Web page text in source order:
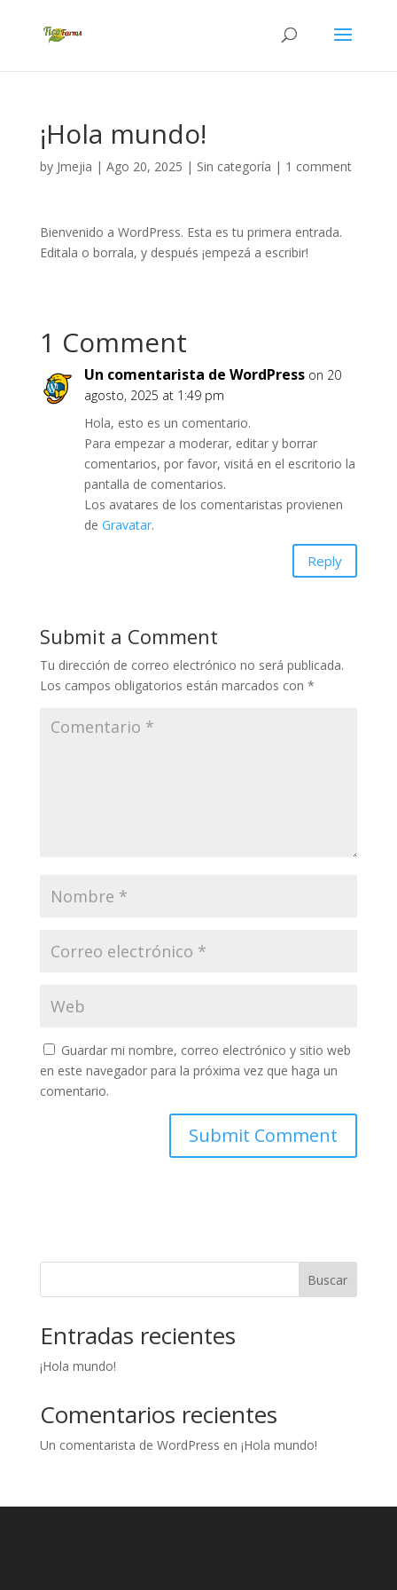
¡Hola mundo!
by Jmejia | Ago 20, 2025 | Sin categoría | 1 comment
Bienvenido a WordPress. Esta es tu primera entrada.
Editala o borrala, y después ¡empezá a escribir!
1 Comment
Un comentarista de WordPress on 20
agosto, 2025 at 1:49 pm
Hola, esto es un comentario.
Para empezar a moderar, editar y borrar
comentarios, por favor, visitá en el escritorio la
pantalla de comentarios.
Los avatares de los comentaristas provienen
de Gravatar.
Reply
Submit a Comment
Tu dirección de correo electrónico no será publicada.
Los campos obligatorios están marcados con *
Guardar mi nombre, correo electrónico y sitio web
en este navegador para la próxima vez que haga un
comentario.
Buscar
Entradas recientes
¡Hola mundo!
Comentarios recientes
Un comentarista de WordPress en ¡Hola mundo!